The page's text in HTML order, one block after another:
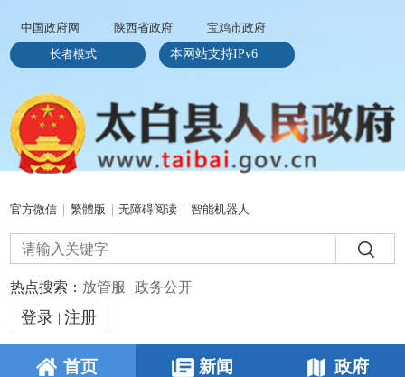
中国政府网 陕西省政府
宝鸡市政府
长者模式
本网站支持IPv6
官方微信 繁體版 无障碍阅读 智能机器人
热点搜索： 放管服 政务公开
登录 注册
首页 新闻 政府